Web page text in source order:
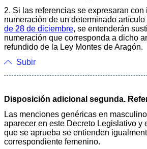
2. Si las referencias se expresaran
numeración de un determinado artículo
de 28 de diciembre, se entenderán
numeración que corresponda a dicho
refundido de la Ley Montes de Aragón.
Subir
Disposición adicional segunda.
Las menciones genéricas en
aparecer en este Decreto Legislativo y
que se aprueba se entienden
correspondiente femenino.